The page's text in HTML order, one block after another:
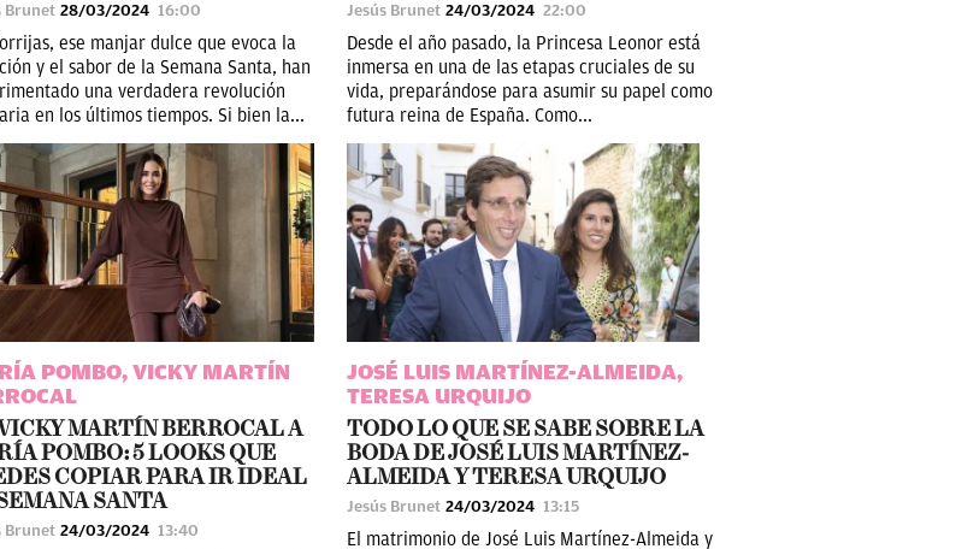
Brunet 28/03/2024 16:00
ese manjar dulce que evoca la
y el sabor de la Semana Santa, han
una verdadera revolución
en los últimos tiempos. Si bien la...
Jesús Brunet 24/03/2024 22:00
Desde el año pasado, la Princesa Leonor está
inmersa en una de las etapas cruciales de su
vida, preparándose para asumir su papel como
futura reina de España. Como...
POMBO, VICKY MARTÍN
MARTÍN BERROCAL A
POMBO: 5 LOOKS QUE
COPIAR PARA IR IDEAL
SANTA
Brunet 24/03/2024 13:40
JOSÉ LUIS MARTÍNEZ-ALMEIDA,
TERESA URQUIJO
TODO LO QUE SE SABE SOBRE LA
BODA DE JOSÉ LUIS MARTÍNEZ-
ALMEIDA Y TERESA URQUIJO
Jesús Brunet 24/03/2024 13:15
El matrimonio de José Luis Martínez-Almeida y